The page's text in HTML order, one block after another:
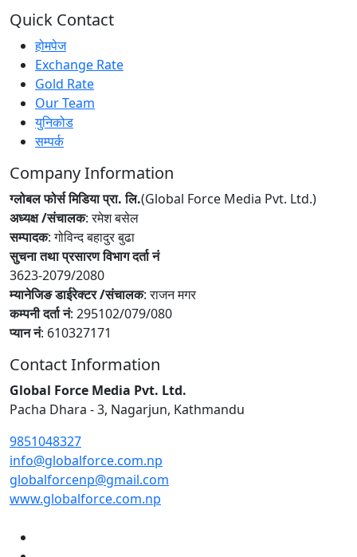
Quick Contact
होमपेज
Exchange Rate
Gold Rate
Our Team
युनिकोड
सम्पर्क
Company Information
ग्लोबल फोर्स मिडिया प्रा. लि.(Global Force Media Pvt. Ltd.)
अध्यक्ष /संचालक: रमेश बसेल
सम्पादक: गोविन्द बहादुर बुढा
सुचना तथा प्रसारण विभाग दर्ता नं
3623-2079/2080
म्यानेजिङ डाईरेक्टर /संचालक: राजन मगर
कम्पनी दर्ता नं: 295102/079/080
प्यान नं: 610327171
Contact Information
Global Force Media Pvt. Ltd.
Pacha Dhara - 3, Nagarjun, Kathmandu
9851048327
info@globalforce.com.np
globalforcenp@gmail.com
www.globalforce.com.np